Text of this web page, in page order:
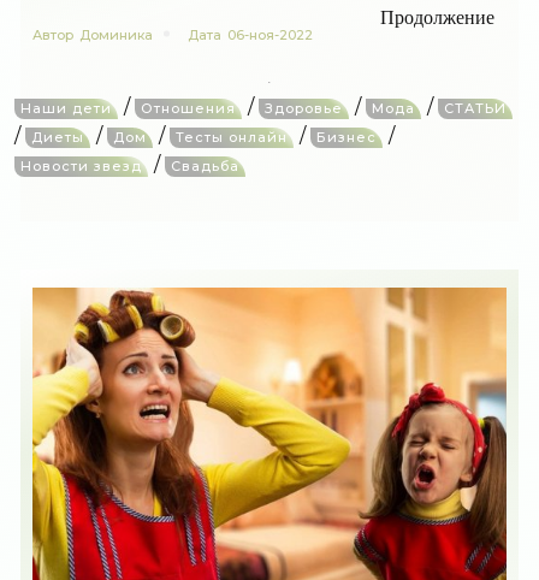
Продолжение
Автор Доминика Дата 06-ноя-2022
Наши дети / Отношения / Здоровье / Мода / СТАТЬИ
/ Диеты / Дом / Тесты онлайн / Бизнес /
Новости звезд / Свадьба